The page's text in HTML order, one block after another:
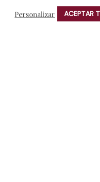
I+D
Personalizar
ACEPTAR